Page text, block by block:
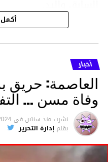
هذا وقد تمكن أعوان
هلال في توقيت
والقبض عليه
ما نُسبه إليه.
متابعة
قسم الاخبار
أخبار
العاصمة: حريق
وفاة مسن …
نشرت منذ سنتين فى
بقلم إدارة التحرير